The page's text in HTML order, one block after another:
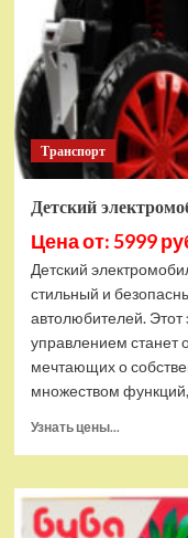
Транспорт
Детский
Цена от: 5999
Детский
стильный и
автолюбителей.
управлением станет
мечтающих о
множеством
Узнать цены...
Детский
RiverToys